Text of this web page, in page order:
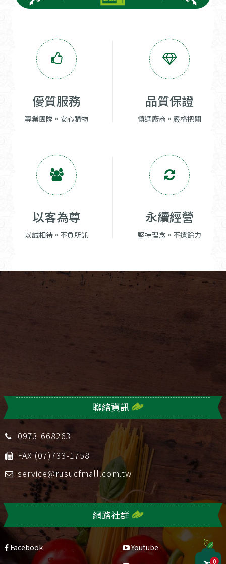
優質服務
專業團隊。安心購物
品質保證
慎選廠商。嚴格把關
以客為尊
以誠相待。不負所託
永續經營
堅持理念。不遺餘力
聯絡資訊
0973-668263
FAX (07)733-1758
service@rusucfmall.com.tw
網路社群
Facebook
Youtube
0